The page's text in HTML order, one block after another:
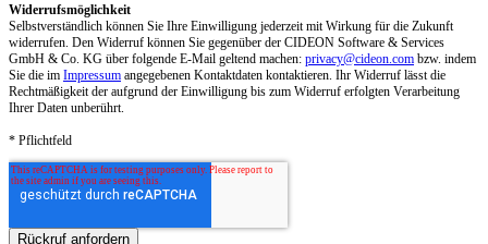
Widerrufsmöglichkeit
Selbstverständlich können Sie Ihre Einwilligung jederzeit mit Wirkung für die Zukunft
widerrufen. Den Widerruf können Sie gegenüber der CIDEON Software & Services
GmbH & Co. KG über folgende E-Mail geltend machen: privacy@cideon.com bzw. indem
Sie die im Impressum angegebenen Kontaktdaten kontaktieren. Ihr Widerruf lässt die
Rechtmäßigkeit der aufgrund der Einwilligung bis zum Widerruf erfolgten Verarbeitung
Ihrer Daten unberührt.
* Pflichtfeld